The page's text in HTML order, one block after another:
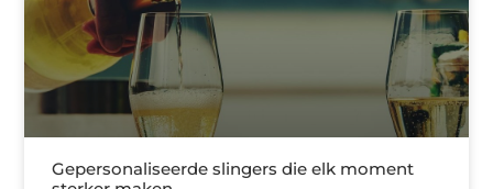
Gepersonaliseerde slingers die elk moment